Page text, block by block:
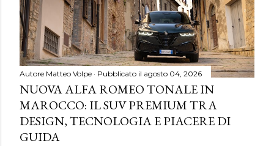
Autore Matteo Volpe Pubblicato il agosto 04, 2026
NUOVA ALFA ROMEO TONALE IN
MAROCCO: IL SUV PREMIUM TRA
DESIGN, TECNOLOGIA E PIACERE DI
GUIDA